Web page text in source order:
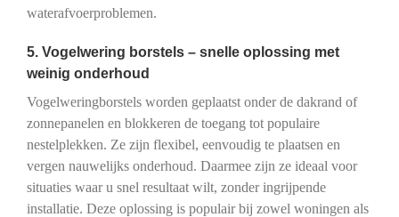
waterafvoerproblemen.
5. Vogelwering borstels – snelle oplossing met
weinig onderhoud
Vogelweringborstels worden geplaatst onder de dakrand of
zonnepanelen en blokkeren de toegang tot populaire
nestelplekken. Ze zijn flexibel, eenvoudig te plaatsen en
vergen nauwelijks onderhoud. Daarmee zijn ze ideaal voor
situaties waar u snel resultaat wilt, zonder ingrijpende
installatie. Deze oplossing is populair bij zowel woningen als